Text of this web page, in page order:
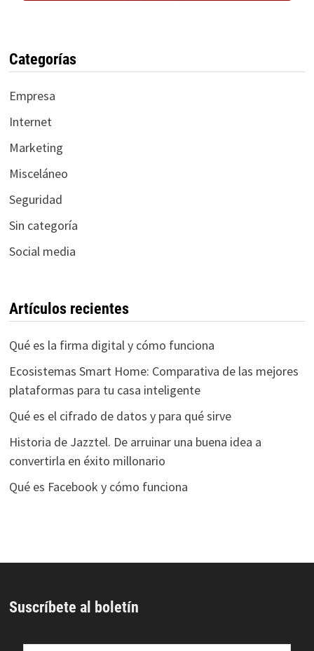
Categorías
Empresa
Internet
Marketing
Misceláneo
Seguridad
Sin categoría
Social media
Artículos recientes
Qué es la firma digital y cómo funciona
Ecosistemas Smart Home: Comparativa de las mejores
plataformas para tu casa inteligente
Qué es el cifrado de datos y para qué sirve
Historia de Jazztel. De arruinar una buena idea a
convertirla en éxito millonario
Qué es Facebook y cómo funciona
Suscríbete al boletín